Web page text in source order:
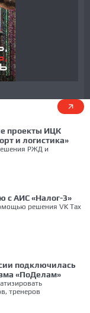
проекты ИЦК
и логистика»
РЖД и
с АИС «Налог-3»
решения VK Tax
подключилась
«ПоДелам»
тренеров